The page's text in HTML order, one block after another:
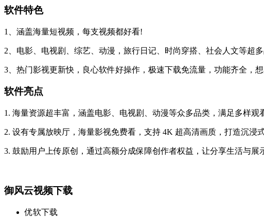
软件特色
1、涵盖海量短视频，每支视频都好看!
2、电影、电视剧、综艺、动漫，旅行日记、时尚穿搭、社会人文等超多
3、热门影视更新快，良心软件好操作，极速下载免流量，功能齐全，
软件亮点
1. 海量资源超丰富，涵盖电影、电视剧、动漫等众多品类，满足多样观
2. 设有专属放映厅，海量影视免费看，支持 4K 超高清画质，打造沉浸
3. 鼓励用户上传原创，通过高额分成保障创作者权益，让分享生活与展
御风云视频下载
优软下载